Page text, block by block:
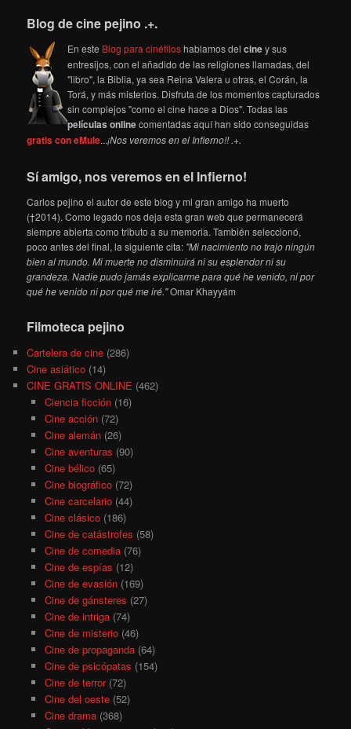
Blog de cine pejino .+.
En este Blog para cinéfiloshablamos delciney sus
entresijos, con el añadido de las religiones llamadas, del
"libro", la Biblia, ya sea Reina Valera u otras, el Corán, la
Torá, y más misterios. Disfruta de los momentos capturados
sin complejos "como el cine hace a Dios". Todas las
películas onlinecomentadas aquí han sido conseguidas
gratis con eMule...¡Nos veremos en el Infierno!! .+.
Sí amigo, nos veremos en el Infierno!
Carlos pejino el autor de este blog y mi gran amigo ha muerto
(†2014). Como legado nos deja esta gran web que permanecerá
siempre abierta como tributo a su memoria. También seleccionó,
poco antes del final, la siguiente cita: "Mi nacimiento no trajo ningún
bien al mundo. Mi muerte no disminuirá ni su esplendor ni su
grandeza. Nadie pudo jamás explicarme para qué he venido, ni por
qué he venido ni por qué me iré."Omar Khayyám
Filmoteca pejino
Cartelera de cine (286)
Cine asiático (14)
CINE GRATIS ONLINE (462)
Ciencia ficción(16)
Cine acción(72)
Cine alemán(26)
Cine aventuras (90)
Cine bélico(65)
Cine biográfico(72)
Cine carcelario(44)
Cine clásico(186)
Cine de catástrofes (58)
Cine de comedia(76)
Cine de espías (12)
Cine de evasión(169)
Cine de gánsteres (27)
Cine de intriga(74)
Cine de misterio(46)
Cine de propaganda(64)
Cine de psicópatas (154)
Cine de terror(72)
Cine del oeste(52)
Cine drama(368)